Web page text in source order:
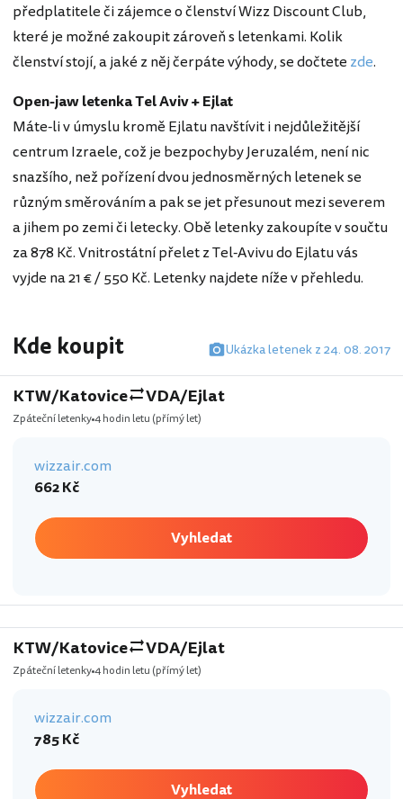
předplatitele či zájemce o členství Wizz Discount Club,
které je možné zakoupit zároveň s letenkami. Kolik
členství stojí, a jaké z něj čerpáte výhody, se dočtete zde.
Open-jaw letenka Tel Aviv + Ejlat
Máte-li v úmyslu kromě Ejlatu navštívit i nejdůležitější
centrum Izraele, což je bezpochyby Jeruzalém, není nic
snazšího, než pořízení dvou jednosměrných letenek se
různým směrováním a pak se jet přesunout mezi severem
a jihem po zemi či letecky. Obě letenky zakoupíte v součtu
za 878 Kč. Vnitrostátní přelet z Tel-Avivu do Ejlatu vás
vyjde na 21 € / 550 Kč. Letenky najdete níže v přehledu.
Kde koupit Ukázka letenek z 24. 08. 2017
KTW/Katovice VDA/Ejlat
Zpáteční letenky4 hodin letu (přímý let)
wizzair.com
662 Kč
Vyhledat
KTW/Katovice VDA/Ejlat
Zpáteční letenky4 hodin letu (přímý let)
wizzair.com
785 Kč
Vyhledat